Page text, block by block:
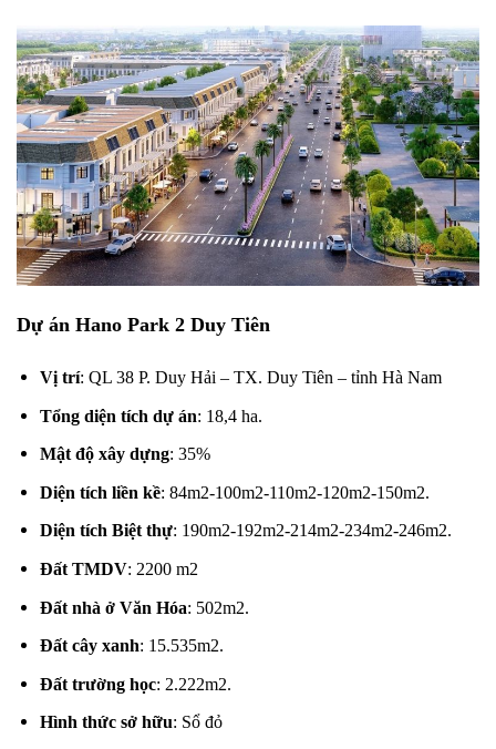
Dự án Hano Park 2 Duy Tiên
Vị trí: QL 38 P. Duy Hải – TX. Duy Tiên – tỉnh Hà Nam
Tổng diện tích dự án: 18,4 ha.
Mật độ xây dựng: 35%
Diện tích liền kề: 84m2-100m2-110m2-120m2-150m2.
Diện tích Biệt thự: 190m2-192m2-214m2-234m2-246m2.
Đất TMDV: 2200 m2
Đất nhà ở Văn Hóa: 502m2.
Đất cây xanh: 15.535m2.
Đất trường học: 2.222m2.
Hình thức sở hữu: Sổ đỏ